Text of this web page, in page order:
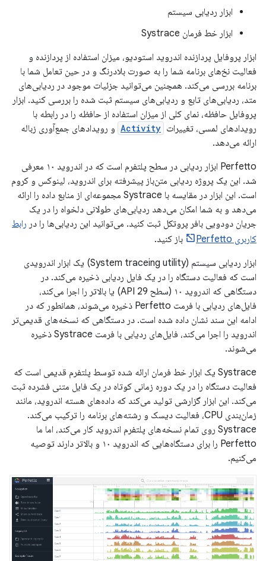
ابزار ردیابی سیستم
ابزار خط فرمان Systrace
ابزار پروفایل پردازنده اندروید استودیو، میزان استفاده از پردازنده و
فعالیت نخ‌های برنامه شما را به صورت بلادرنگ و در حین تعامل شما با
برنامه بررسی می‌کند. همچنین می‌توانید جزئیات موجود در ردیابی‌های
متد، ردیابی‌های تابع و ردیابی‌های سیستم ثبت شده را بررسی کنید. ابزار
پروفایل حافظه، نمای کلی از میزان استفاده از حافظه را در رابطه با
رویدادهای لمسی، تغییرات Activity و رویدادهای جمع‌آوری زباله
ارائه می‌دهد.
Perfetto ابزار ردیابی در سطح پلتفرم است که در اندروید ۱۰ معرفی
شد. این یک پروژه ردیابی متن‌باز پیشرفته برای اندروید، لینوکس و کروم
است. این ابزار در مقایسه با Systrace مجموعه‌ای از منابع داده را ارائه
می‌دهد و به شما امکان می‌دهد ردیابی‌های طولانی دلخواه را در یک
جریان دودویی بافر پروتکل ثبت کنید. می‌توانید این ردیابی‌ها را در رابط
کاربری Perfetto
باز کنید.
ابزار ردیابی سیستم (System traceing utility) یک ابزار اندرویدی
است که فعالیت دستگاه را در یک فایل ردیابی ذخیره می‌کند. در
دستگاهی که اندروید ۱۰ (سطح API 29) یا بالاتر را اجرا می‌کند،
فایل‌های ردیابی با فرمت Perfetto ذخیره می‌شوند، همانطور که در
ادامه این سند نشان داده شده است. در دستگاهی که نسخه‌های قدیمی‌تر
اندروید را اجرا می‌کند، فایل‌های ردیابی با فرمت Systrace ذخیره
می‌شوند.
Systrace یک ابزار خط فرمان ارائه شده توسط پلتفرم قدیمی است که
فعالیت دستگاه را در یک دوره زمانی کوتاه در یک فایل متنی فشرده ثبت
می‌کند. این ابزار گزارشی تولید می‌کند که داده‌های هسته اندروید، مانند
زمان‌بندی CPU، فعالیت دیسک و رشته‌های برنامه را ترکیب می‌کند.
Systrace روی تمام نسخه‌های پلتفرم اندروید کار می‌کند، اما ما
Perfetto را برای دستگاه‌هایی که اندروید ۱۰ و بالاتر دارند توصیه
می‌کنیم.